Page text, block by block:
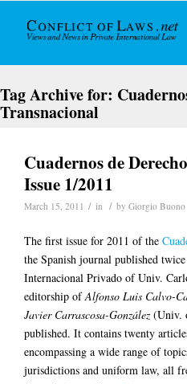
Tag Archive for:
Transnacional
Cuadernos de
Issue 1/2011
March 15, 2011 / in / by Giorgio Buono
The first issue for 2011 of the
the Spanish journal published
Internacional Privado of Univ.
editorship ofAlfonso Luis Calvo-
Javier Carrascosa-González(Univ.
published. It contains twenty
encompassing a wide range of
jurisdictions and uniform law, all